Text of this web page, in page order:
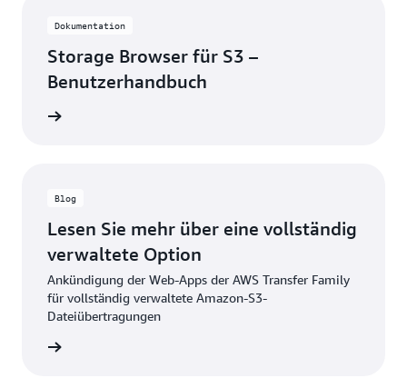
Dokumentation
Storage Browser für S3 –
Benutzerhandbuch
Blog
Lesen Sie mehr über eine vollständig
verwaltete Option
Ankündigung der Web-Apps der AWS Transfer Family
für vollständig verwaltete Amazon-S3-
Dateiübertragungen